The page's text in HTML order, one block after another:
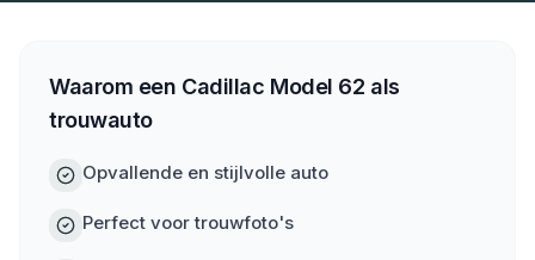
Waarom een Cadillac Model 62 als
trouwauto
Opvallende en stijlvolle auto
Perfect voor trouwfoto's